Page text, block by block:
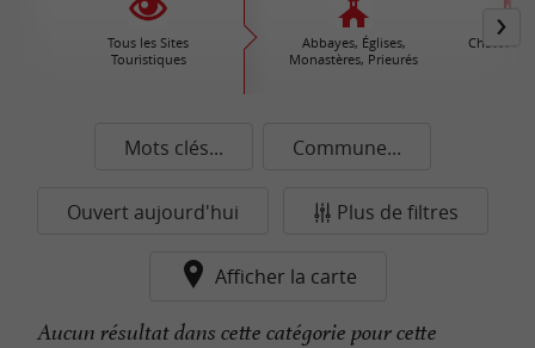
Tous les Sites
Touristiques
Abbayes, Églises,
Monastères, Prieurés
Châteaux
Mots clés... Commune...
Ouvert aujourd'hui Plus de filtres
Afficher la carte
Aucun résultat dans cette catégorie pour cette